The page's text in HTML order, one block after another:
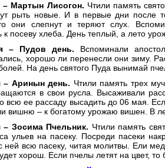
– Мартын Лисогон. Чтили память
рыть новые. И в первые дни после
они слепнут и теряют слух.
к посеву хлеба. День теплый, а лето
– Пудов день. Вспоминали
хорошо ли перенесли они зиму.
На день святого Пуда вынимай
– Аринын день. Чтили память трех
в свои русла. Высаживали
всю ее рассаду высадить до 06 мая.
вишню – к богатому урожаю вишен. В
– Зосима Пчельник. Чтили память
ульев на пасеку. Посреди пасеки
ней всю пасеку, читая молитвы. Ели
хорош. Если пчелы летят на цвет, то